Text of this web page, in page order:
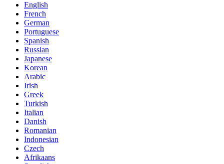
English
French
German
Portuguese
Spanish
Russian
Japanese
Korean
Arabic
Irish
Greek
Turkish
Italian
Danish
Romanian
Indonesian
Czech
Afrikaans